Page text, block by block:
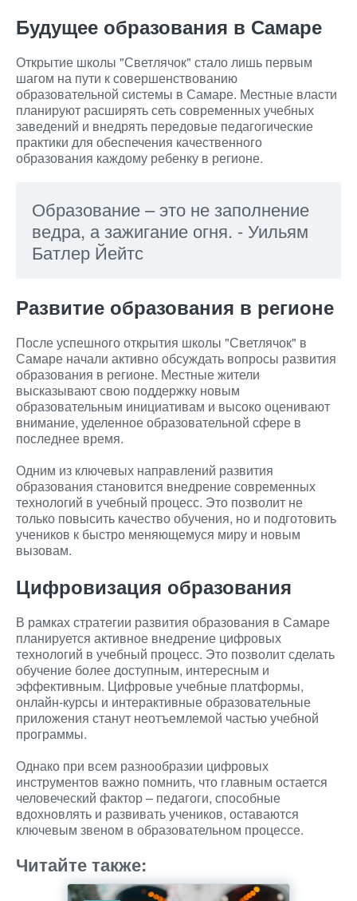
Будущее образования в Самаре
Открытие школы "Светлячок" стало лишь первым
шагом на пути к совершенствованию
образовательной системы в Самаре. Местные власти
планируют расширять сеть современных учебных
заведений и внедрять передовые педагогические
практики для обеспечения качественного
образования каждому ребенку в регионе.
Образование – это не заполнение
ведра, а зажигание огня. - Уильям
Батлер Йейтс
Развитие образования в регионе
После успешного открытия школы "Светлячок" в
Самаре начали активно обсуждать вопросы развития
образования в регионе. Местные жители
высказывают свою поддержку новым
образовательным инициативам и высоко оценивают
внимание, уделенное образовательной сфере в
последнее время.
Одним из ключевых направлений развития
образования становится внедрение современных
технологий в учебный процесс. Это позволит не
только повысить качество обучения, но и подготовить
учеников к быстро меняющемуся миру и новым
вызовам.
Цифровизация образования
В рамках стратегии развития образования в Самаре
планируется активное внедрение цифровых
технологий в учебный процесс. Это позволит сделать
обучение более доступным, интересным и
эффективным. Цифровые учебные платформы,
онлайн-курсы и интерактивные образовательные
приложения станут неотъемлемой частью учебной
программы.
Однако при всем разнообразии цифровых
инструментов важно помнить, что главным остается
человеческий фактор – педагоги, способные
вдохновлять и развивать учеников, оставаются
ключевым звеном в образовательном процессе.
Читайте также: